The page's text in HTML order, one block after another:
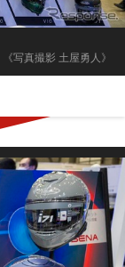
《写真撮影 土屋勇人》